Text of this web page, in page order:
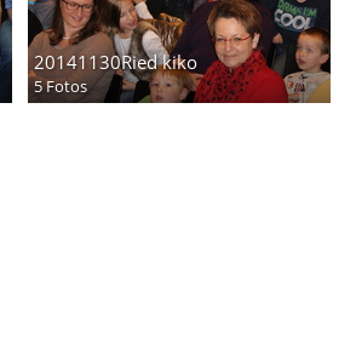
20141130Ried kiko
5 Fotos